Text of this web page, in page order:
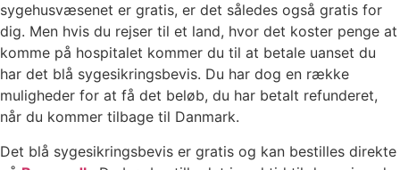
sygehusvæsenet er gratis, er det således også gratis for
dig. Men hvis du rejser til et land, hvor det koster penge at
komme på hospitalet kommer du til at betale uanset du
har det blå sygesikringsbevis. Du har dog en række
muligheder for at få det beløb, du har betalt refunderet,
når du kommer tilbage til Danmark.
Det blå sygesikringsbevis er gratis og kan bestilles direkte